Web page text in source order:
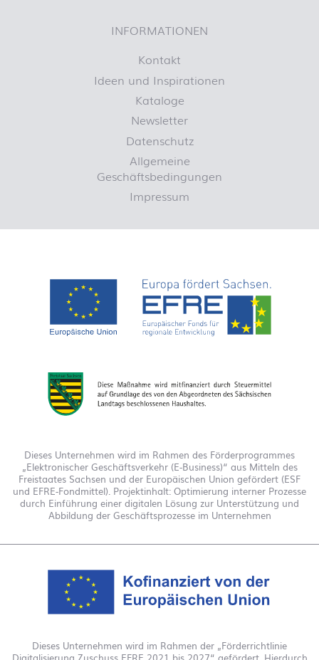
INFORMATIONEN
Kontakt
Ideen und Inspirationen
Kataloge
Newsletter
Datenschutz
Allgemeine
Geschäftsbedingungen
Impressum
Dieses Unternehmen wird im Rahmen des Förderprogrammes
„Elektronischer Geschäftsverkehr (E-Business)“ aus Mitteln des
Freistaates Sachsen und der Europäischen Union gefördert (ESF
und EFRE-Fondmittel). Projektinhalt: Optimierung interner Prozesse
durch Einführung einer digitalen Lösung zur Unterstützung und
Abbildung der Geschäftsprozesse im Unternehmen
Dieses Unternehmen wird im Rahmen der „Förderrichtlinie
Digitalisierung Zuschuss EFRE 2021 bis 2027“ gefördert. Hierdurch